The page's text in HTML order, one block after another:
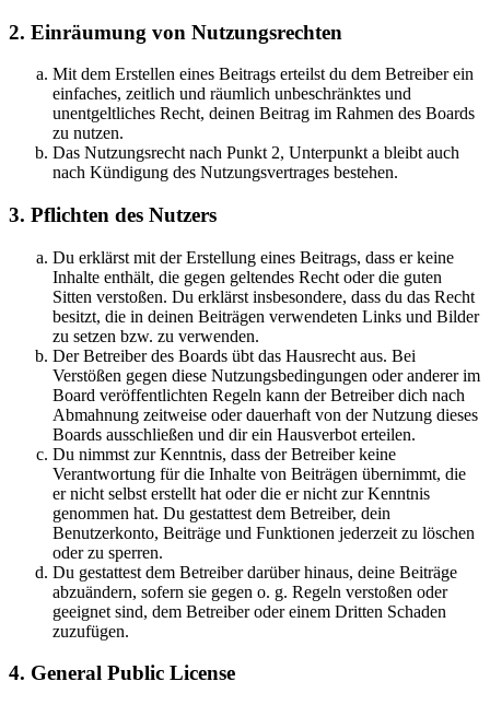
2. Einräumung von Nutzungsrechten
Mit dem Erstellen eines Beitrags erteilst du dem Betreiber ein
einfaches, zeitlich und räumlich unbeschränktes und
unentgeltliches Recht, deinen Beitrag im Rahmen des Boards
zu nutzen.
Das Nutzungsrecht nach Punkt 2, Unterpunkt a bleibt auch
nach Kündigung des Nutzungsvertrages bestehen.
3. Pflichten des Nutzers
Du erklärst mit der Erstellung eines Beitrags, dass er keine
Inhalte enthält, die gegen geltendes Recht oder die guten
Sitten verstoßen. Du erklärst insbesondere, dass du das Recht
besitzt, die in deinen Beiträgen verwendeten Links und Bilder
zu setzen bzw. zu verwenden.
Der Betreiber des Boards übt das Hausrecht aus. Bei
Verstößen gegen diese Nutzungsbedingungen oder anderer im
Board veröffentlichten Regeln kann der Betreiber dich nach
Abmahnung zeitweise oder dauerhaft von der Nutzung dieses
Boards ausschließen und dir ein Hausverbot erteilen.
Du nimmst zur Kenntnis, dass der Betreiber keine
Verantwortung für die Inhalte von Beiträgen übernimmt, die
er nicht selbst erstellt hat oder die er nicht zur Kenntnis
genommen hat. Du gestattest dem Betreiber, dein
Benutzerkonto, Beiträge und Funktionen jederzeit zu löschen
oder zu sperren.
Du gestattest dem Betreiber darüber hinaus, deine Beiträge
abzuändern, sofern sie gegen o. g. Regeln verstoßen oder
geeignet sind, dem Betreiber oder einem Dritten Schaden
zuzufügen.
4. General Public License